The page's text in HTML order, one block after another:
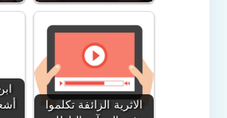
الاثرية الزائفة تكلموا